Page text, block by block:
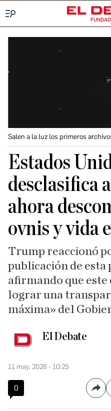
Salen a la luz los primeros
Estados
desclasifica
ahora
ovnis y vida
Trump reaccionó
publicación de
afirmando que este
lograr una
máxima» del
El Debate
11 may. 2026 - 10:25
0